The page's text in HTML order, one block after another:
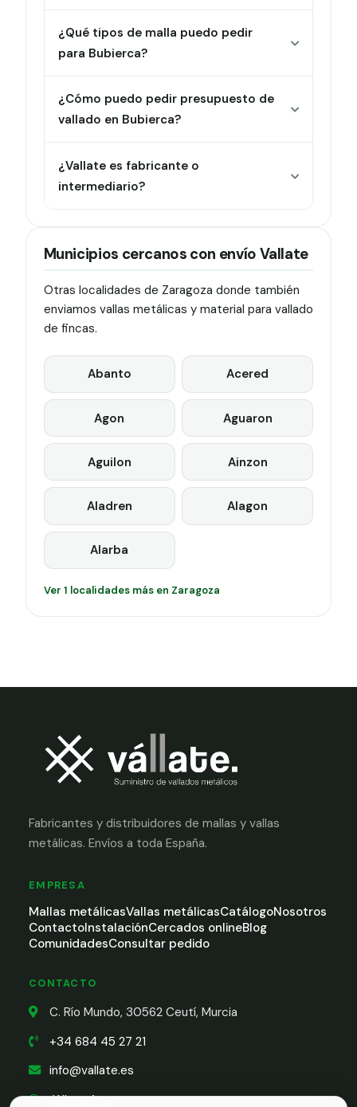
¿Qué tipos de malla puedo pedir
para Bubierca?
¿Cómo puedo pedir presupuesto de
vallado en Bubierca?
¿Vallate es fabricante o
intermediario?
Municipios cercanos con envío Vallate
Otras localidades de Zaragoza donde también
enviamos vallas metálicas y material para vallado
de fincas.
Abanto Acered
Agon Aguaron
Aguilon Ainzon
Aladren Alagon
Alarba
Ver 1 localidades más en Zaragoza
Fabricantes y distribuidores de mallas y vallas
metálicas. Envíos a toda España.
EMPRESA
Mallas metálicasVallas metálicasCatálogoNosotros
ContactoInstalaciónCercados onlineBlog
ComunidadesConsultar pedido
CONTACTO
C. Río Mundo, 30562 Ceutí, Murcia
+34 684 45 27 21
info@vallate.es
WhatsApp